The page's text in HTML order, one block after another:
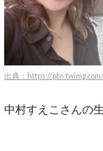
出典：https://pbs.twimg.com/
中村すえこさんの